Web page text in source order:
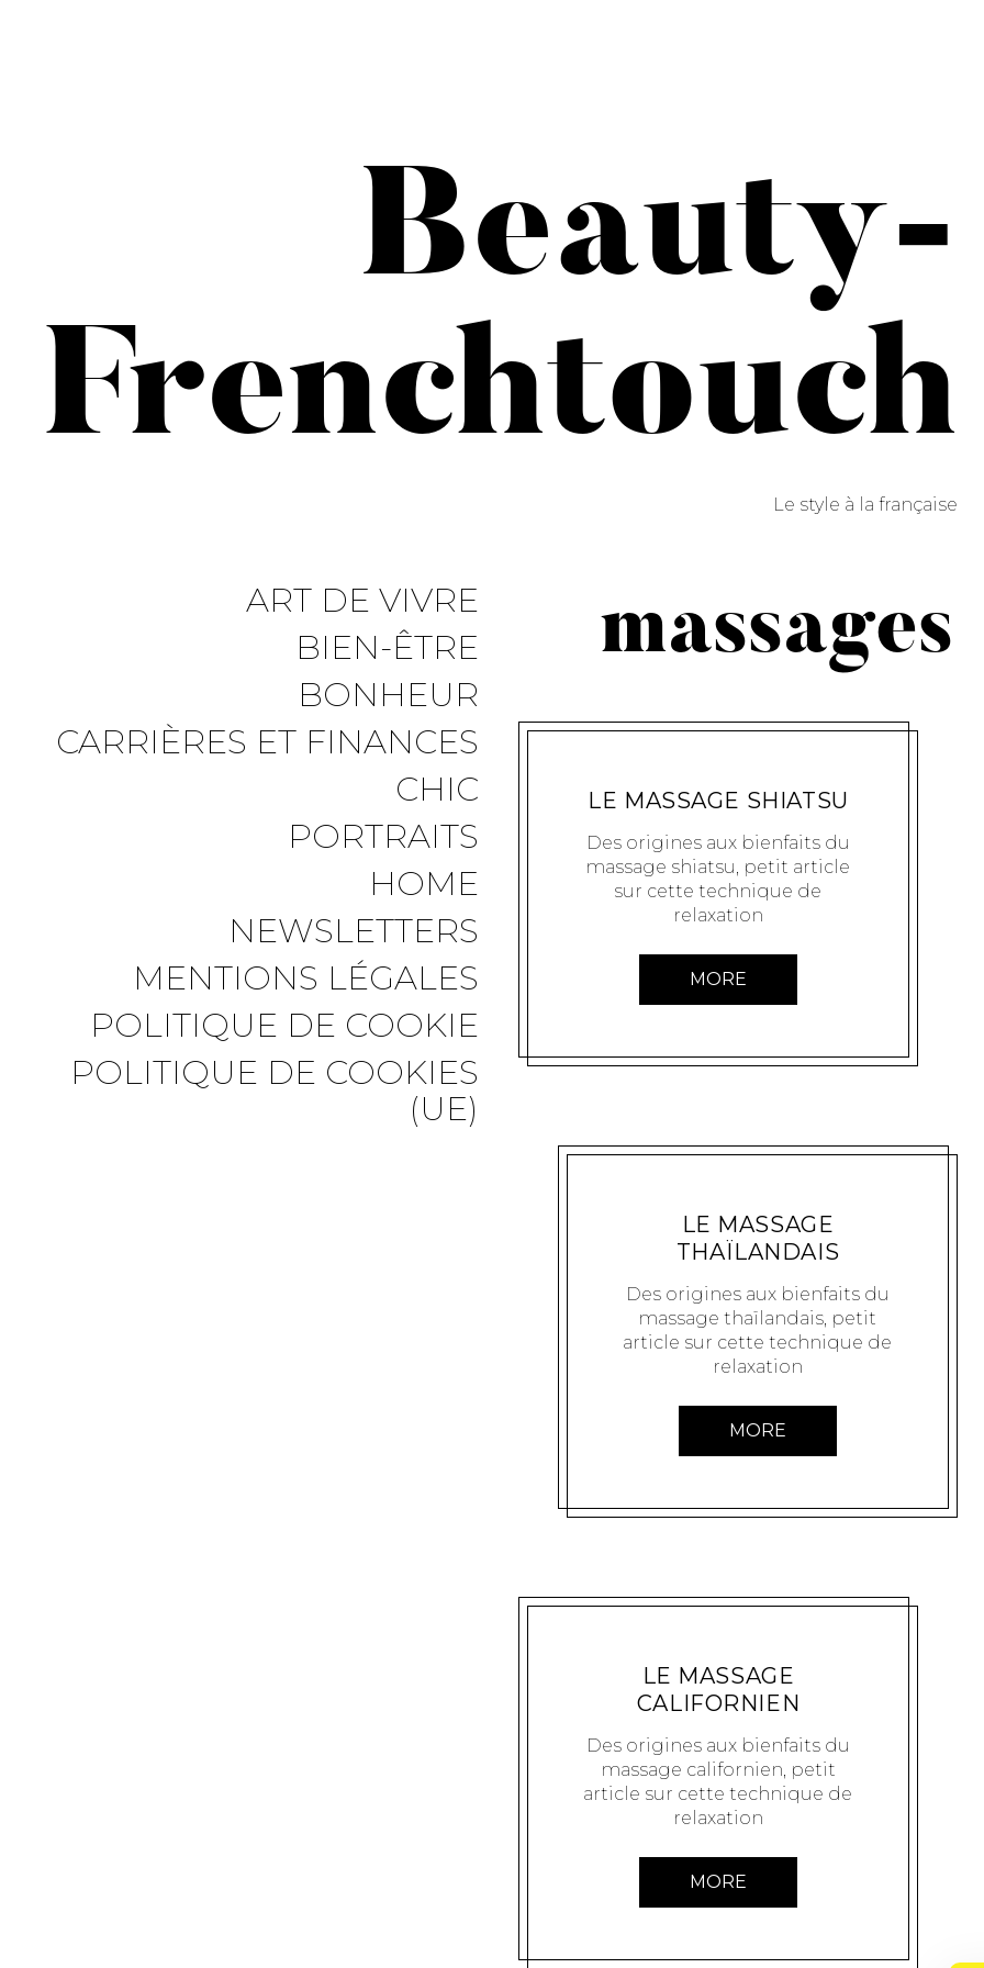
Beauty-
Frenchtouch
Le style à la française
ART DE VIVRE
BIEN-ÊTRE
BONHEUR
CARRIÈRES ET FINANCES
CHIC
PORTRAITS
HOME
NEWSLETTERS
MENTIONS LÉGALES
POLITIQUE DE COOKIE
POLITIQUE DE COOKIES
(UE)
massages
LE MASSAGE SHIATSU
Des origines aux bienfaits du
massage shiatsu, petit article
sur cette technique de
relaxation
MORE
LE MASSAGE
THAÏLANDAIS
Des origines aux bienfaits du
massage thaïlandais, petit
article sur cette technique de
relaxation
MORE
LE MASSAGE
CALIFORNIEN
Des origines aux bienfaits du
massage californien, petit
article sur cette technique de
relaxation
MORE